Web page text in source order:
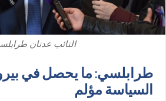
النائب عدنان
طرابلسي: ما يحصل في
السياسة مؤلم